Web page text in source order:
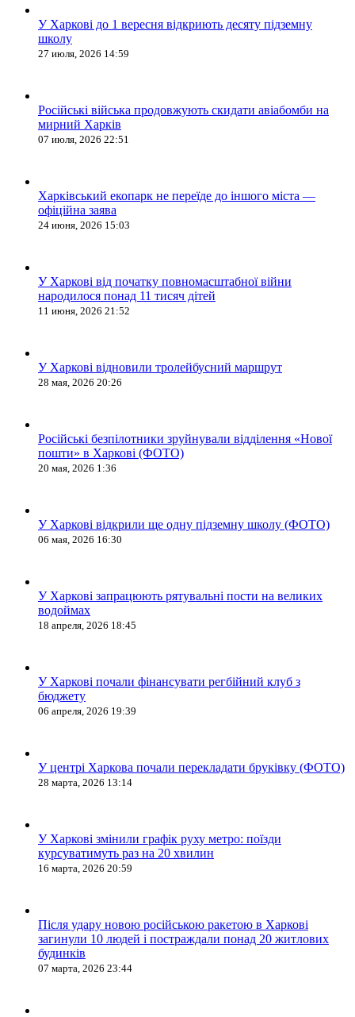
У Харкові до 1 вересня відкриють десяту підземну
школу
27 июля, 2026 14:59
Російські війська продовжують скидати авіабомби на
мирний Харків
07 июля, 2026 22:51
Харківський екопарк не переїде до іншого міста —
офіційна заява
24 июня, 2026 15:03
У Харкові від початку повномасштабної війни
народилося понад 11 тисяч дітей
11 июня, 2026 21:52
У Харкові відновили тролейбусний маршрут
28 мая, 2026 20:26
Російські безпілотники зруйнували відділення «Нової
пошти» в Харкові (ФОТО)
20 мая, 2026 1:36
У Харкові відкрили ще одну підземну школу (ФОТО)
06 мая, 2026 16:30
У Харкові запрацюють рятувальні пости на великих
водоймах
18 апреля, 2026 18:45
У Харкові почали фінансувати регбійний клуб з
бюджету
06 апреля, 2026 19:39
У центрі Харкова почали перекладати бруківку (ФОТО)
28 марта, 2026 13:14
У Харкові змінили графік руху метро: поїзди
курсуватимуть раз на 20 хвилин
16 марта, 2026 20:59
Після удару новою російською ракетою в Харкові
загинули 10 людей і постраждали понад 20 житлових
будинків
07 марта, 2026 23:44